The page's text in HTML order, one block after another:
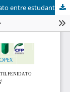
Uso não prescrito de cloridrato de metilfenidato entre estudantes universirários